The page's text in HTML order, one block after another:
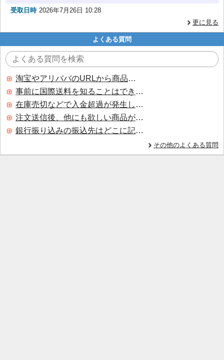
受取日時 2026年7月26日 10:28
更に見る
よくある質問
淘宝やアリババのURLから商品を探すことはできますか？
事前に国際送料を知ることはできますか？
在庫売切などで入金超過が発生した場合はいつ返金されますか？
注文送信後、他にも欲しい商品が見つかった場合、追加注文できますか？
銀行振り込みの振込先はどこに記載されていますか？
その他のよくある質問